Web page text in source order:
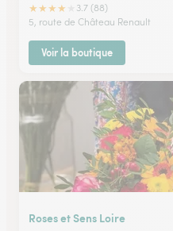
★★★★
3.7 (88)
5, route de Château Renault
Voir la boutique
Roses et Sens Loire